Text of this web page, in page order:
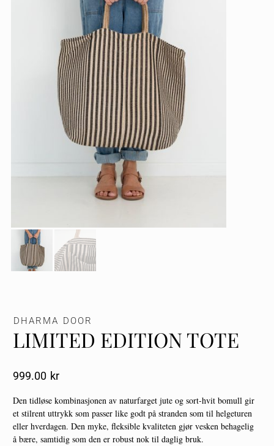
DHARMA DOOR
LIMITED EDITION TOTE
999.00 Kr
Den tidløse kombinasjonen av naturfarget jute og sort-hvit bomull gir
et stilrent uttrykk som passer like godt på stranden som til helgeturen
eller hverdagen. Den myke, fleksible kvaliteten gjør vesken behagelig
å bære, samtidig som den er robust nok til daglig bruk.